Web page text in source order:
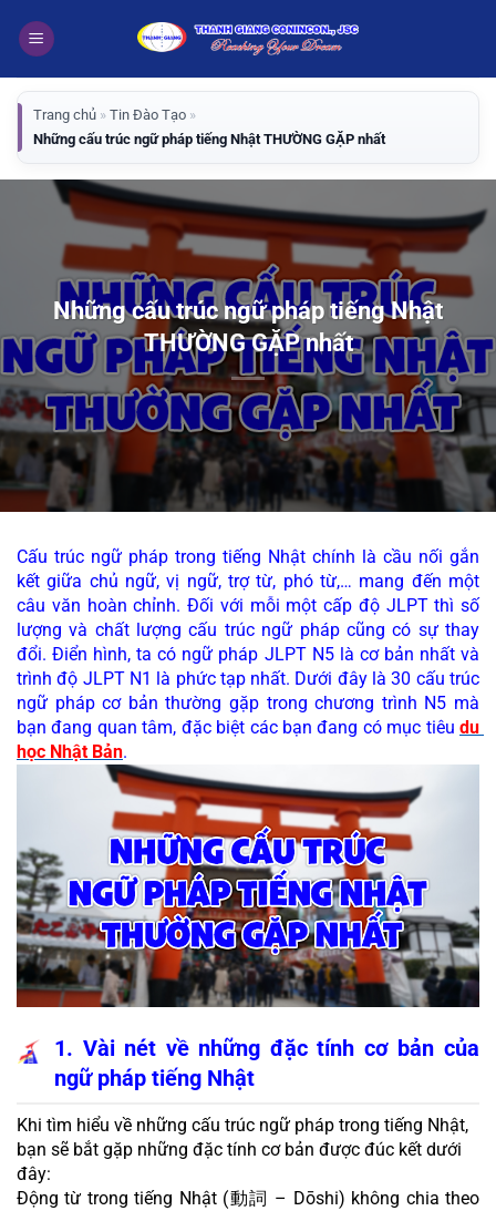
qua
dung
Trang chủ » Tin Đào Tạo »
Những cấu trúc ngữ pháp tiếng Nhật THƯỜNG GẶP nhất
Những cấu trúc ngữ pháp tiếng Nhật
THƯỜNG GẶP nhất
Cấu trúc ngữ pháp trong tiếng Nhật chính là cầu nối gắn
kết giữa chủ ngữ, vị ngữ, trợ từ, phó từ,… mang đến một
câu văn hoàn chỉnh. Đối với mỗi một cấp độ JLPT thì số
lượng và chất lượng cấu trúc ngữ pháp cũng có sự thay
đổi. Điển hình, ta có ngữ pháp JLPT N5 là cơ bản nhất và
trình độ JLPT N1 là phức tạp nhất. Dưới đây là 30 cấu trúc
ngữ pháp cơ bản thường gặp trong chương trình N5 mà
bạn đang quan tâm, đặc biệt các bạn đang có mục tiêu du
học Nhật Bản.
1. Vài nét về những đặc tính cơ bản của
ngữ pháp tiếng Nhật
Khi tìm hiểu về những cấu trúc ngữ pháp trong tiếng Nhật,
bạn sẽ bắt gặp những đặc tính cơ bản được đúc kết dưới
đây:
Động từ trong tiếng Nhật (動詞 – Dōshi) không chia theo